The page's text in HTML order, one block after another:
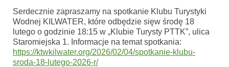
Serdecznie zapraszamy na spotkanie Klubu Turystyki
Wodnej KILWATER, które odbędzie sięw środę 18
lutego o godzinie 18:15 w „Klubie Turysty PTTK”, ulica
Staromiejska 1. Informacje na temat spotkania:
https://ktwkilwater.org/2026/02/04/spotkanie-klubu-
sroda-18-lutego-2026-r/